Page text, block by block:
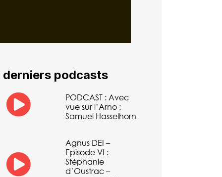
derniers podcasts
PODCAST : Avec
vue sur l’Arno :
Samuel Hasselhorn
Agnus DEI –
Episode VI :
Stéphanie
d’Oustrac –